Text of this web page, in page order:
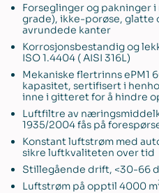
Forseglinger og
grade), ikke-porøse, glatte
avrundede kanter
Korrosjonsbestandig og
ISO 1.4404 ( AISI 316L)
Mekaniske flertrinns ePM1
kapasitet, sertifisert i
inne i gitteret for å hindre
Luftfiltre av
1935/2004 fås på
Konstant luftstrøm med
sikre luftkvaliteten over tid
Stillegående drift, <30-66
Luftstrøm på opptil 4000 m